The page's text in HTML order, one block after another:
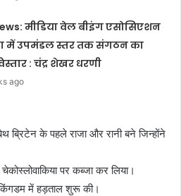
मीडिया वेल बीइंग एसोसिएशन
में उपमंडल स्तर तक संगठन का
: चंद्र शेखर धरणी
ago
ब्रिटेन के पहले राजा और रानी बने जिन्होंने
पर कब्जा कर लिया।
में हड़ताल शुरू की।